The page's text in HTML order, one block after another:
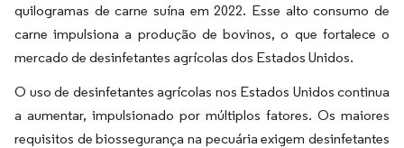
quilogramas de carne suína em 2022. Esse alto consumo de
carne impulsiona a produção de bovinos, o que fortalece o
mercado de desinfetantes agrícolas dos Estados Unidos.
O uso de desinfetantes agrícolas nos Estados Unidos continua
a aumentar, impulsionado por múltiplos fatores. Os maiores
requisitos de biossegurança na pecuária exigem desinfetantes